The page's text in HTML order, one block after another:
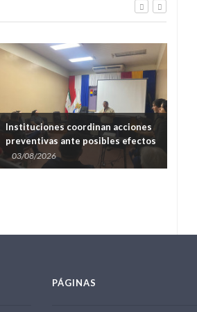
Instituciones coordinan acciones
preventivas ante posibles efectos
del fenómeno de El Niño
03/08/2026
PÁGINAS